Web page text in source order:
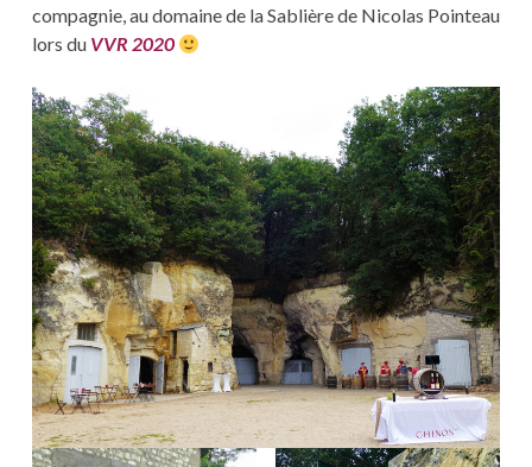
compagnie, au domaine de la Sablière de Nicolas Pointeau
lors du VVR 2020